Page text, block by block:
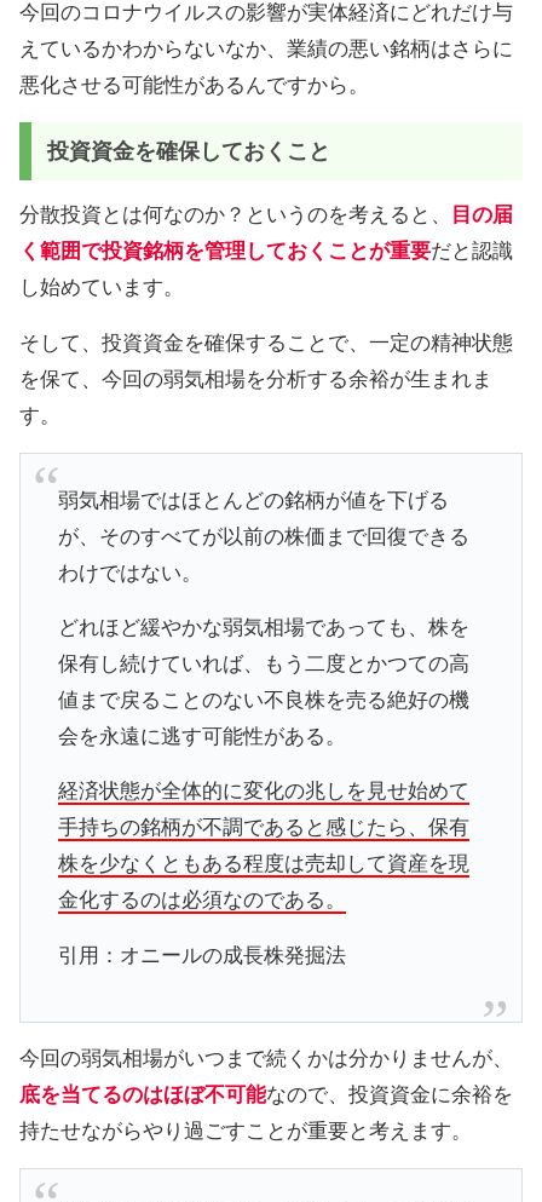
今回のコロナウイルスの影響が実体経済にどれだけ与
えているかわからないなか、業績の悪い銘柄はさらに
悪化させる可能性があるんですから。
投資資金を確保しておくこと
分散投資とは何なのか？というのを考えると、
目の届
く範囲で投資銘柄を管理しておくことが重要だと認識
し始めています。
そして、投資資金を確保することで、一定の精神状態
を保て、今回の弱気相場を分析する余裕が生まれま
す。
弱気相場ではほとんどの銘柄が値を下げる
が、そのすべてが以前の株価まで回復できる
わけではない。
どれほど緩やかな弱気相場であっても、株を
保有し続けていれば、もう二度とかつての高
値まで戻ることのない不良株を売る絶好の機
会を永遠に逃す可能性がある。
経済状態が全体的に変化の兆しを見せ始めて
手持ちの銘柄が不調であると感じたら、保有
株を少なくともある程度は売却して資産を現
金化するのは必須なのである。
引用：オニールの成長株発掘法
今回の弱気相場がいつまで続くかは分かりませんが、
底を当てるのはほぼ不可能なので、投資資金に余裕を
持たせながらやり過ごすことが重要と考えます。